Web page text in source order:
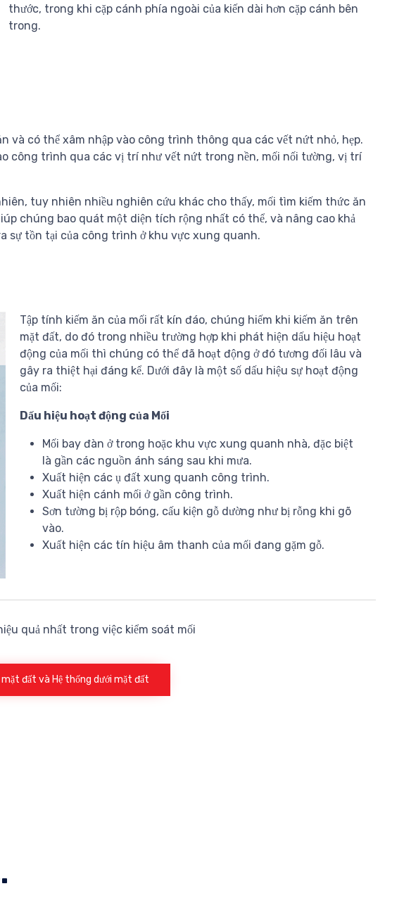
thước, trong khi cặp cánh phía ngoài của kiến ​​dài hơn cặp cánh bên
trong.
và có thể xâm nhập vào công trình thông qua các vết nứt nhỏ, hẹp.
công trình qua các vị trí như vết nứt trong nền, mối nối tường, vị trí
tuy nhiên nhiều nghiên cứu khác cho thấy, mối tìm kiếm thức ăn
chúng bao quát một diện tích rộng nhất có thể, và nâng cao khả
sự tồn tại của công trình ở khu vực xung quanh.
Tập tính kiếm ăn của mối rất kín đáo, chúng hiếm khi kiếm ăn trên
mặt đất, do đó trong nhiều trường hợp khi phát hiện dấu hiệu hoạt
động của mối thì chúng có thể đã hoạt động ở đó tương đối lâu và
gây ra thiệt hại đáng kể. Dưới đây là một số dấu hiệu sự hoạt động
của mối:
Dấu hiệu hoạt động của Mối
Mối bay đàn ở trong hoặc khu vực xung quanh nhà, đặc biệt
là gần các nguồn ánh sáng sau khi mưa.
Xuất hiện các ụ đất xung quanh công trình.
Xuất hiện cánh mối ở gần công trình.
Sơn tường bị rộp bóng, cấu kiện gỗ dường như bị rỗng khi gõ
vào.
Xuất hiện các tín hiệu âm thanh của mối đang gặm gỗ.
quả nhất trong việc kiểm soát mối
đất và Hệ thống dưới mặt đất